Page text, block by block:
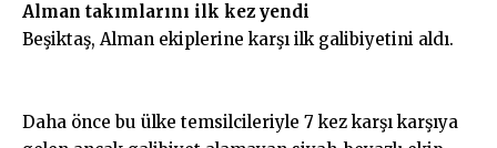
Alman takımlarını ilk kez yendi
Beşiktaş, Alman ekiplerine karşı ilk galibiyetini aldı.
Daha önce bu ülke temsilcileriyle 7 kez karşı karşıya